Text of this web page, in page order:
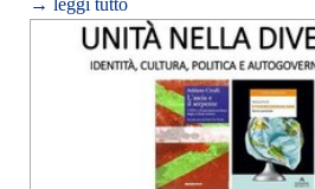
→ leggi tutto